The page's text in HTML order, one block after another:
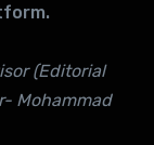
(Editorial
Mohammad